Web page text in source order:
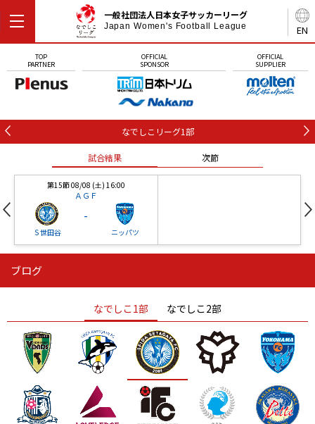
EN
一般社団法人日本女子サッカーリーグ
Japan Women's Football League
TOP
PARTNER
OFFICIAL
SPONSOR
OFFICIAL
SUPPLIER
なでしこリーグ1部
試合結果 次節
第15節 08/08 (土) 16:00
ＡＧＦ
Ｓ世田谷
-
ニッパツ
ニッパツ
ニッパツ 名古屋
石人の星
静岡 愛媛Ｌ
ブログ
なでしこ1部 なでしこ2部